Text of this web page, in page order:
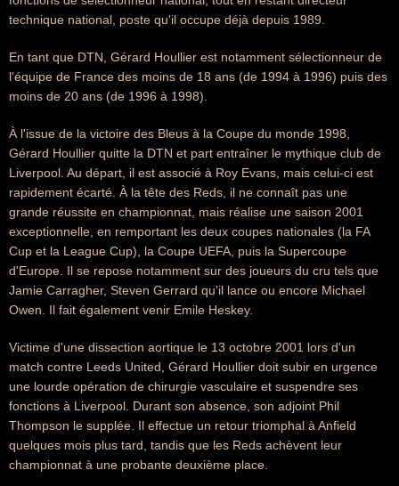
technique national, poste qu'il occupe déjà depuis 1989.
En tant que DTN, Gérard Houllier est notamment sélectionneur de
l'équipe de France des moins de 18 ans (de 1994 à 1996) puis des
moins de 20 ans (de 1996 à 1998).
À l'issue de la victoire des Bleus à la Coupe du monde 1998,
Gérard Houllier quitte la DTN et part entraîner le mythique club de
Liverpool. Au départ, il est associé à Roy Evans, mais celui-ci est
rapidement écarté. À la tête des Reds, il ne connaît pas une
grande réussite en championnat, mais réalise une saison 2001
exceptionnelle, en remportant les deux coupes nationales (la FA
Cup et la League Cup), la Coupe UEFA, puis la Supercoupe
d'Europe. Il se repose notamment sur des joueurs du cru tels que
Jamie Carragher, Steven Gerrard qu'il lance ou encore Michael
Owen. Il fait également venir Emile Heskey.
Victime d'une dissection aortique le 13 octobre 2001 lors d'un
match contre Leeds United, Gérard Houllier doit subir en urgence
une lourde opération de chirurgie vasculaire et suspendre ses
fonctions à Liverpool. Durant son absence, son adjoint Phil
Thompson le supplée. Il effectue un retour triomphal à Anfield
quelques mois plus tard, tandis que les Reds achèvent leur
championnat à une probante deuxième place.